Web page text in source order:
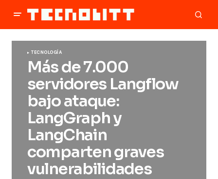
TECNOLOGÍA
Más de 7.000
servidores Langflow
bajo ataque:
LangGraph y
LangChain
comparten graves
vulnerabilidades